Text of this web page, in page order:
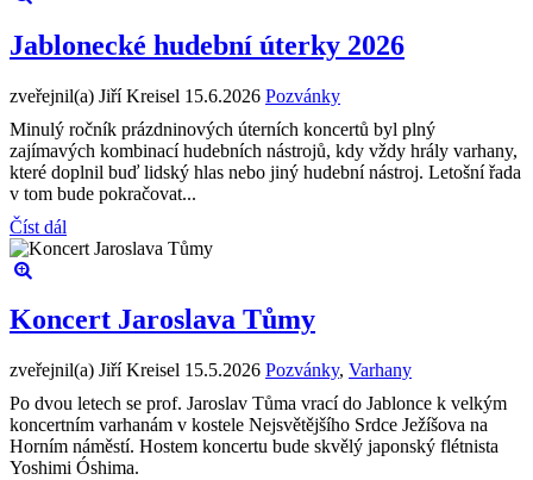
Jablonecké hudební úterky 2026
zveřejnil(a) Jiří Kreisel 15.6.2026 Pozvánky
Minulý ročník prázdninových úterních koncertů byl plný
zajímavých kombinací hudebních nástrojů, kdy vždy hrály varhany,
které doplnil buď lidský hlas nebo jiný hudební nástroj. Letošní řada
v tom bude pokračovat...
Číst dál
Koncert Jaroslava Tůmy
zveřejnil(a) Jiří Kreisel 15.5.2026 Pozvánky, Varhany
Po dvou letech se prof. Jaroslav Tůma vrací do Jablonce k velkým
koncertním varhanám v kostele Nejsvětějšího Srdce Ježíšova na
Horním náměstí. Hostem koncertu bude skvělý japonský flétnista
Yoshimi Óshima.